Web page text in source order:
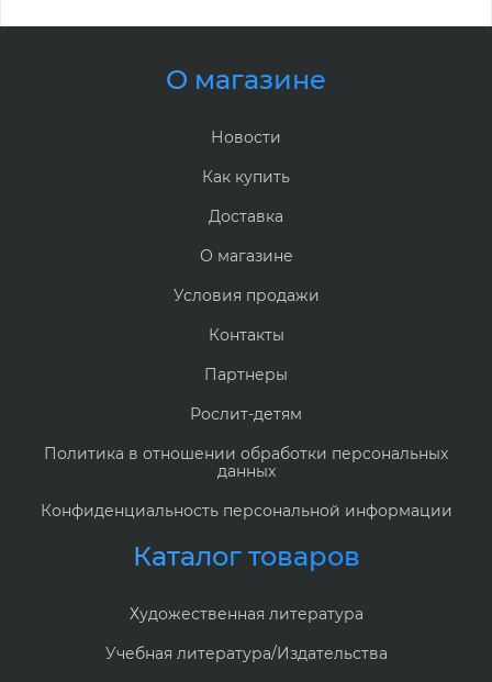
О магазине
Новости
Как купить
Доставка
О магазине
Условия продажи
Контакты
Партнеры
Рослит-детям
Политика в отношении обработки персональных
данных
Конфиденциальность персональной информации
Каталог товаров
Художественная литература
Учебная литература/Издательства